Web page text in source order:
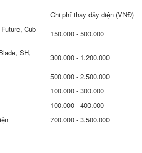
Chi phí thay dây điện (VNĐ)
Cub
150.000 - 500.000
SH,
300.000 - 1.200.000
500.000 - 2.500.000
100.000 - 300.000
100.000 - 400.000
700.000 - 3.500.000